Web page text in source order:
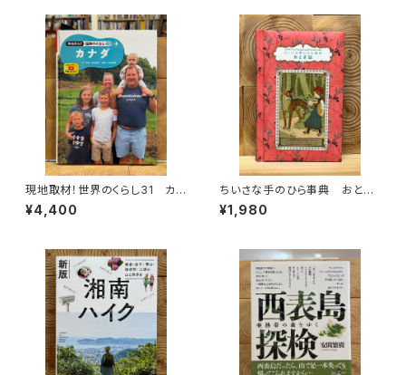
現地取材！世界のくらし31 カナ
ダ
¥4,400
ちいさな手のひら事典 おとぎ
話
¥1,980